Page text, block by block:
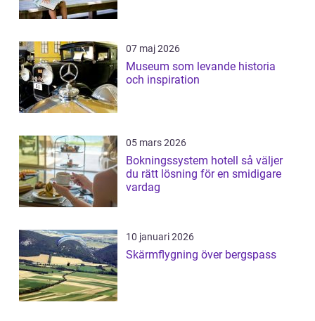
07 maj 2026
Museum som levande historia
och inspiration
05 mars 2026
Bokningssystem hotell så väljer
du rätt lösning för en smidigare
vardag
10 januari 2026
Skärmflygning över bergspass